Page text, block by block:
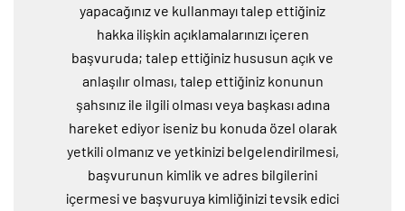
yapacağınız ve kullanmayı talep ettiğiniz
hakka ilişkin açıklamalarınızı içeren
başvuruda; talep ettiğiniz hususun açık ve
anlaşılır olması, talep ettiğiniz konunun
şahsınız ile ilgili olması veya başkası adına
hareket ediyor iseniz bu konuda özel olarak
yetkili olmanız ve yetkinizi belgelendirilmesi,
başvurunun kimlik ve adres bilgilerini
içermesi ve başvuruya kimliğinizi tevsik edici